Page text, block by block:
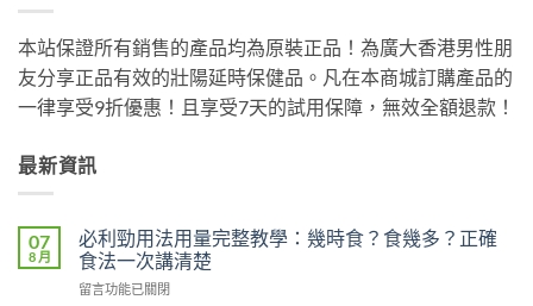
本站保證所有銷售的產品均為原裝正品！為廣大香港男性朋
友分享正品有效的壯陽延時保健品。凡在本商城訂購產品的
一律享受9折優惠！且享受7天的試用保障，無效全額退款！
最新資訊
07
8 月
必利勁用法用量完整教學：幾時食？食幾多？正確
食法一次講清楚
在
留言功能已關閉